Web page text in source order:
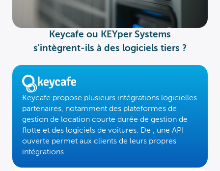
Keycafe ou KEYper Systems
s'intègrent-ils à des logiciels tiers ?
Keycafe propose plusieurs intégrations logicielles
partenaires, notamment des plateformes de
gestion de location courte durée de gestion de
flotte et des logiciels de voitures. De , une API
ouverte permet aux clients de leurs propres
intégrations.